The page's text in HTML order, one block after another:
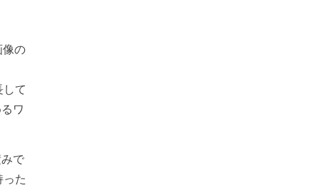
の
て
ワ
で
た